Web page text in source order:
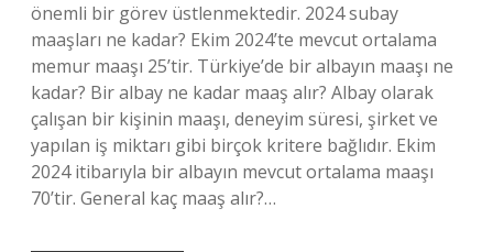
önemli bir görev üstlenmektedir. 2024 subay
maaşları ne kadar? Ekim 2024’te mevcut ortalama
memur maaşı 25’tir. Türkiye’de bir albayın maaşı ne
kadar? Bir albay ne kadar maaş alır? Albay olarak
çalışan bir kişinin maaşı, deneyim süresi, şirket ve
yapılan iş miktarı gibi birçok kritere bağlıdır. Ekim
2024 itibarıyla bir albayın mevcut ortalama maaşı
70’tir. General kaç maaş alır?…